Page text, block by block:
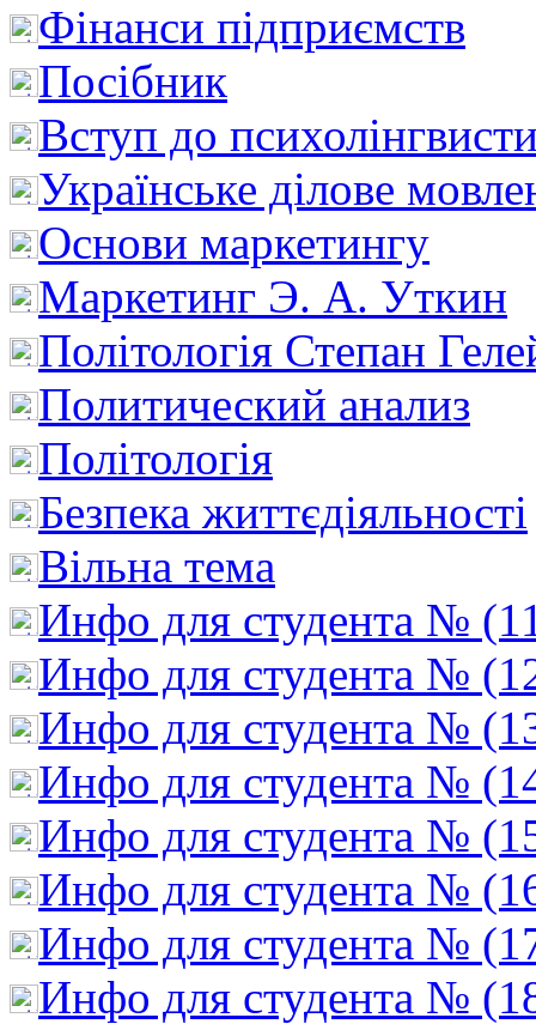
Фінанси підприємств
Посібник
Вступ до
Українське ділове
Основи маркетингу
Маркетинг Э. А. Уткин
Політологія Степан
Политический анализ
Політологія
Безпека життєдіяльності
Вільна тема
Инфо для студента №
Инфо для студента №
Инфо для студента №
Инфо для студента №
Инфо для студента №
Инфо для студента №
Инфо для студента №
Инфо для студента №